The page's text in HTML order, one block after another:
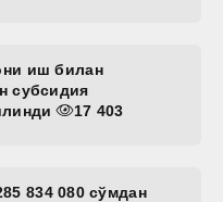
иш билан
субсидия
17 403
834 080 сўмдан